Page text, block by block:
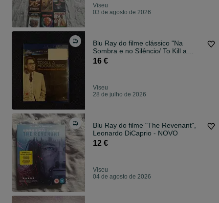
Viseu
03 de agosto de 2026
Blu Ray do filme clássico "Na
Sombra e no Silêncio/ To Kill a
Mockingbird" NOVO (portes grátis)
16 €
Viseu
28 de julho de 2026
Blu Ray do filme "The Revenant",
Leonardo DiCaprio - NOVO
12 €
Viseu
04 de agosto de 2026